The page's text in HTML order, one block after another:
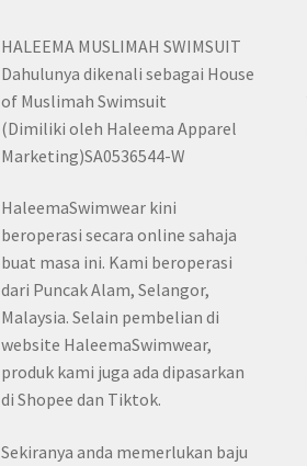
HALEEMA MUSLIMAH SWIMSUIT
Dahulunya dikenali sebagai House
of Muslimah Swimsuit
(Dimiliki oleh Haleema Apparel
Marketing)SA0536544-W
HaleemaSwimwear kini
beroperasi secara online sahaja
buat masa ini. Kami beroperasi
dari Puncak Alam, Selangor,
Malaysia. Selain pembelian di
website HaleemaSwimwear,
produk kami juga ada dipasarkan
di Shopee dan Tiktok.
Sekiranya anda memerlukan baju